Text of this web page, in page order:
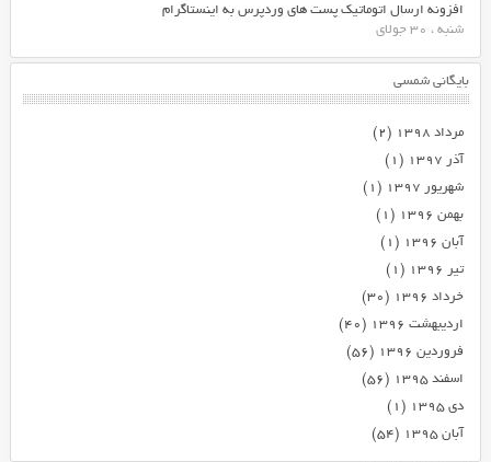
افزونه ارسال اتوماتیک پست های وردپرس به اینستاگرام
شنبه ، 30 جولای
بایگانی شمسی
مرداد ۱۳۹۸
(۲)
آذر ۱۳۹۷
(۱)
شهریور ۱۳۹۷
(۱)
بهمن ۱۳۹۶
(۱)
آبان ۱۳۹۶
(۱)
تیر ۱۳۹۶
(۱)
خرداد ۱۳۹۶
(۳۰)
اردیبهشت ۱۳۹۶
(۴۰)
فروردین ۱۳۹۶
(۵۶)
اسفند ۱۳۹۵
(۵۶)
دی ۱۳۹۵
(۱)
آبان ۱۳۹۵
(۵۴)